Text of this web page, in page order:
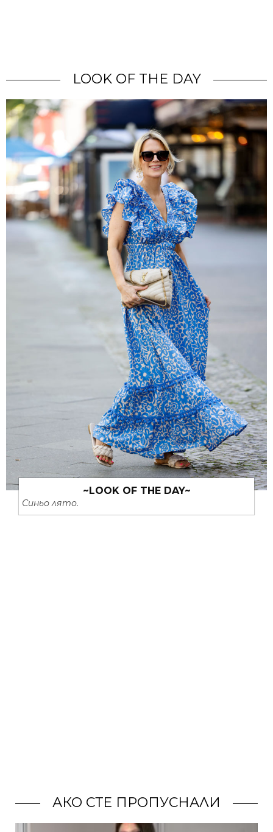
LOOK OF THE DAY
~LOOK OF THE DAY~
Синьо лято.
АКО СТЕ ПРОПУСНАЛИ